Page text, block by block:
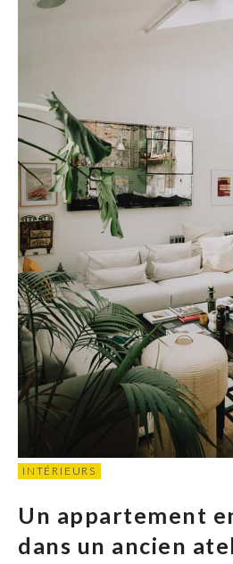
INTÉRIEURS
Un appartement
dans un ancien